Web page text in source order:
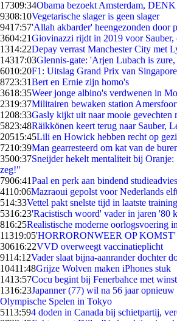
17309:34Obama bezoekt Amsterdam,
9308:10Vegetarische slager is geen slager
9417:57'Allah akbarder' heengezonden door
3604:21Giovinazzi rijdt in 2019 voor Sauber,
1314:22Depay verrast Manchester City met
14317:03Glennis-gate: 'Arjen Lubach is
6010:20F1: Uitslag Grand Prix van Singapore
8723:31Bert en Ernie zijn homo's
3618:35Weer jonge albino's verdwenen in
2319:37Militairen bewaken station
1208:33Gasly kijkt uit naar mooie gevechten
5823:48Räikkönen keert terug naar Sauber,
20515:45Lili en Howick hebben recht op
7210:39Man gearresteerd om kat van de
3500:37Sneijder hekelt mentaliteit bij
zeg!"
7906:41Paal en perk aan bindend studieadvies
4110:06Mazraoui gepolst voor Nederlands
514:33Vettel pakt snelste tijd in laatste training
5316:23'Racistisch woord' vader in jaren '80
816:25Realistische moderne oorlogsvoering
11319:05'HORRORONWEER OP KOMST'
30616:22VVD overweegt vaccinatieplicht
9114:12Vader slaat bijna-aanrander dochter
10411:48Grijze Wolven maken iPhones stuk
1413:57Cocu begint bij Fenerbahce met winst
1316:23Japanner (77) wil na 56 jaar opnieuw
Olympische Spelen in Tokyo
5113:594 doden in Canada bij schietpartij,